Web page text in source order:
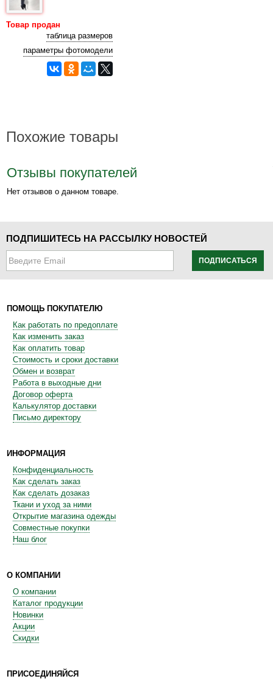
Товар продан
таблица размеров
параметры фотомодели
Похожие товары
Отзывы покупателей
Нет отзывов о данном товаре.
ПОДПИШИТЕСЬ НА РАССЫЛКУ НОВОСТЕЙ
ПОДПИСАТЬСЯ
ПОМОЩЬ ПОКУПАТЕЛЮ
Как работать по предоплате
Как изменить заказ
Как оплатить товар
Стоимость и сроки доставки
Обмен и возврат
Работа в выходные дни
Договор оферта
Калькулятор доставки
Письмо директору
ИНФОРМАЦИЯ
Конфиденциальность
Как сделать заказ
Как сделать дозаказ
Ткани и уход за ними
Открытие магазина одежды
Совместные покупки
Наш блог
О КОМПАНИИ
О компании
Каталог продукции
Новинки
Акции
Скидки
ПРИСОЕДИНЯЙСЯ